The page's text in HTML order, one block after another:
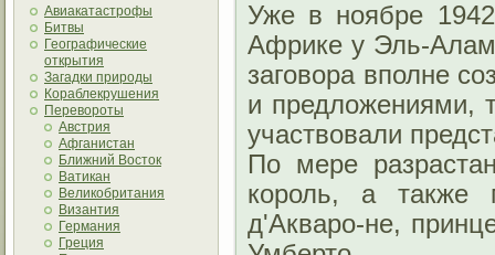
Авиакатастрофы
Битвы
Географические
открытия
Загадки природы
Кораблекрушения
Перевороты
Австрия
Афганистан
Ближний Восток
Ватикан
Великобритания
Византия
Германия
Греция
Уже в ноябре
Африке у
заговора вполне
и предложениями,
участвовали
По мере
король, а также
д'Акваро‑не,